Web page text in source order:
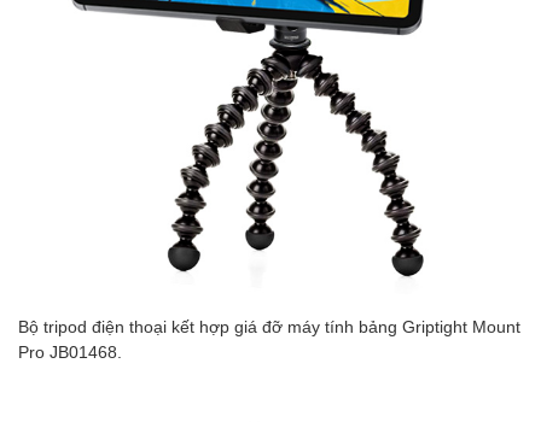
Bộ tripod điện thoại kết hợp giá đỡ máy tính bảng Griptight Mount
Pro JB01468.